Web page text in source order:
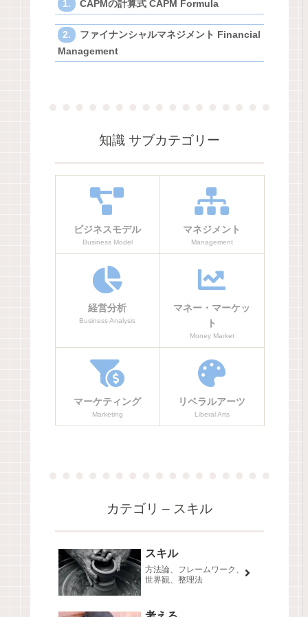
CAPMの計算式 CAPM Formula
ファイナンシャルマネジメント Financial
Management
知識 サブカテゴリー
ビジネスモデル
Business Model
マネジメント
Management
経営分析
Business Analysis
マネー・マーケッ
ト
Money Market
マーケティング
Marketing
リベラルアーツ
Liberal Arts
カテゴリ – スキル
スキル
方法論、フレームワーク、
世界観、整理法